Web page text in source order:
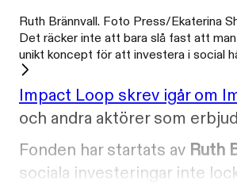
Ruth Brännvall. Foto Press/Ekaterina
Det räcker inte att bara slå fast att
unikt koncept för att investera i social
Impact Loop skrev igår om
och andra aktörer som
Fonden har startats av Ruth
sociala investeringar inte